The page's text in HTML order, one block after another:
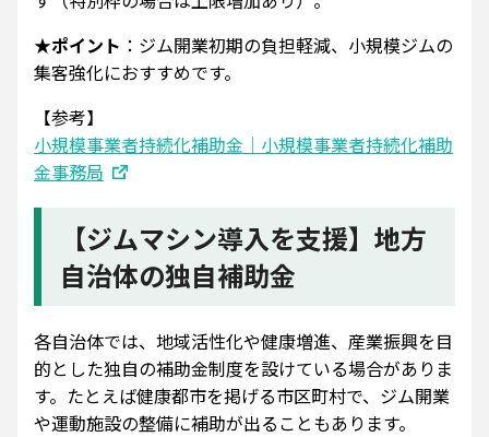
★ポイント ：ジム開業初期の負担軽減、小規模ジムの
集客強化におすすめです。
【参考】
小規模事業者持続化補助金｜小規模事業者持続化補助
金事務局
【ジムマシン導入を支援】地方
自治体の独自補助金
各自治体では、地域活性化や健康増進、産業振興を目
的とした独自の補助金制度を設けている場合がありま
す。たとえば健康都市を掲げる市区町村で、ジム開業
や運動施設の整備に補助が出ることもあります。